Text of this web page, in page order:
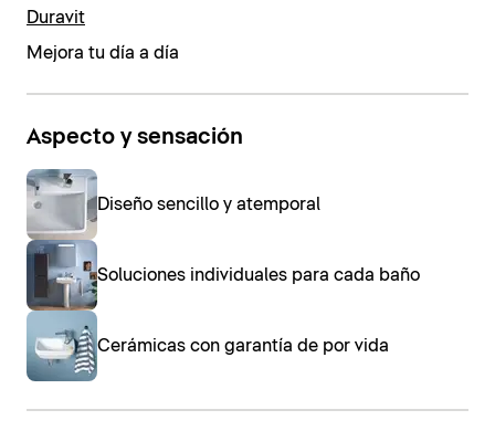
Duravit
Mejora tu día a día
Aspecto y sensación
Diseño sencillo y atemporal
Soluciones individuales para cada baño
Cerámicas con garantía de por vida